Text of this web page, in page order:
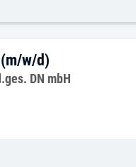
Lehrkräfte
w/d)
DN mbH